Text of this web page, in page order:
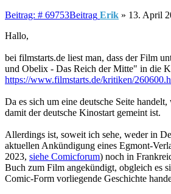
Beitrag: # 69753Beitrag Erik » 13. April
Hallo,
bei filmstarts.de liest man, dass der Film
und Obelix - Das Reich der Mitte" in die
https://www.filmstarts.de/kritiken/
Da es sich um eine deutsche Seite
damit der deutsche Kinostart gemeint ist.
Allerdings ist, soweit ich sehe, weder in
aktuellen Ankündigung eines Egmont-
2023, siehe Comicforum) noch in
Buch zum Film angekündigt, obgleich es
Comic-Form vorliegende Geschichte